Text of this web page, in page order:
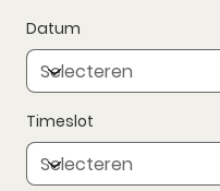
Datum
Timeslot